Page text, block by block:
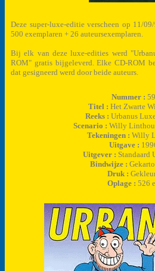
Deze super-luxe-editie verscheen op 11/
500 exemplaren + 26 auteursexemplaren.
Bij elk van deze luxe-edities werd
ROM" gratis bijgeleverd. Elke CD-ROM
dat gesigneerd werd door beide auteurs.
Nummer : 59
Titel : Het Zwarte
Reeks : Urbanus
Scenario : Willy
Tekeningen : Willy
Uitgave :
Uitgever : Standaard
Bindwijze :
Druk :
Oplage : 526